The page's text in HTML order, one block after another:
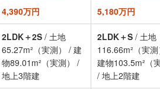
4,390万円 5,180万円
2LDK＋2S / 土地
65.27m²（実測）
/ 建
物89.01m²（実測）
/
地上3階建
2LDK＋S / 土地
116.66m²（実
建物103.5m²（
/ 地上2階建